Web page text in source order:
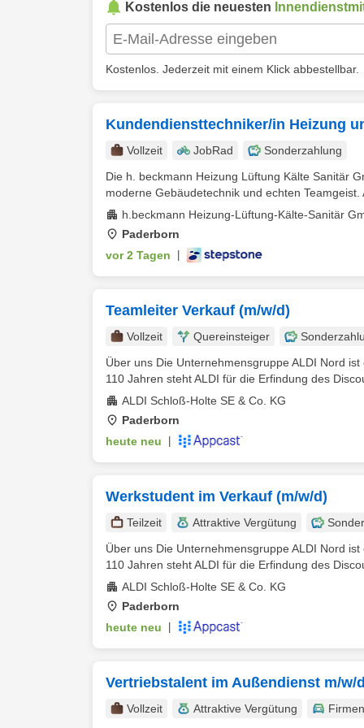
Kostenlos die neuesten
Kostenlos. Jederzeit mit einem Klick abbestellbar.
Kundendiensttechniker/in Heizung
Vollzeit JobRad
Sonderzahlung
Die h. beckmann Heizung Lüftung Kälte Sanitär
moderne Gebäudetechnik und echten
h.beckmann Heizung-Lüftung-Kälte-Sanitär
Paderborn
vor 2 Tagen
Teamleiter Verkauf (m/w/d)
Vollzeit Quereinsteiger
Über uns Die Unternehmensgruppe ALDI Nord
110 Jahren steht ALDI für die Erfindung des
ALDI Schloß-Holte SE & Co. KG
Paderborn
heute neu
Werkstudent im Verkauf (m/w/d)
Teilzeit Attraktive Vergütung
Über uns Die Unternehmensgruppe ALDI Nord
110 Jahren steht ALDI für die Erfindung des
ALDI Schloß-Holte SE & Co. KG
Paderborn
heute neu
Vertriebstalent im Außendienst m/w/
Vollzeit Attraktive Vergütung